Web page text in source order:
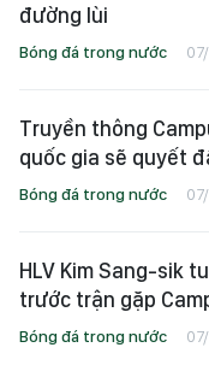
đường lùi
Bóng đá trong nước
Truyền thông
quốc gia sẽ quyết
Bóng đá trong nước
HLV Kim Sang-sik
trước trận gặp
Bóng đá trong nước